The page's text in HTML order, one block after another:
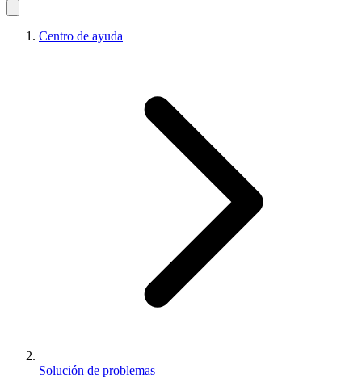
Centro de ayuda
Solución de problemas